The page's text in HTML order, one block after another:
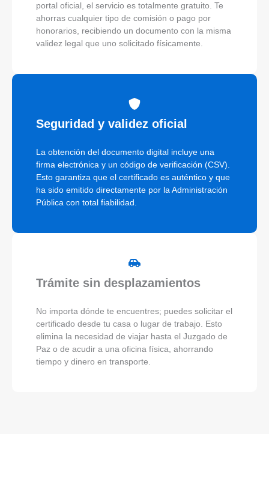
portal oficial, el servicio es totalmente gratuito. Te
ahorras cualquier tipo de comisión o pago por
honorarios, recibiendo un documento con la misma
validez legal que uno solicitado físicamente.
Seguridad y validez oficial
La obtención del documento digital incluye una
firma electrónica y un código de verificación (CSV).
Esto garantiza que el certificado es auténtico y que
ha sido emitido directamente por la Administración
Pública con total fiabilidad.
Trámite sin desplazamientos
No importa dónde te encuentres; puedes solicitar el
certificado desde tu casa o lugar de trabajo. Esto
elimina la necesidad de viajar hasta el Juzgado de
Paz o de acudir a una oficina física, ahorrando
tiempo y dinero en transporte.